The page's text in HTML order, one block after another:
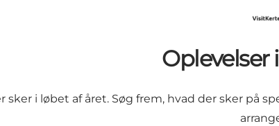
Oplevelser
sker i løbet af året. Søg frem, hvad der sker på